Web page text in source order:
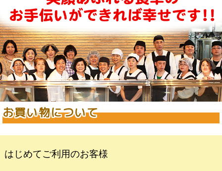
お買い物について
はじめてご利用のお客様